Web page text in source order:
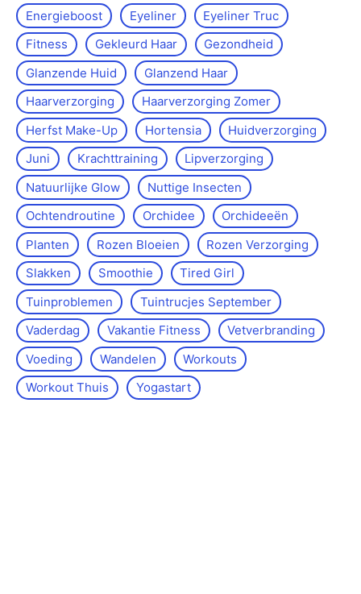
Energieboost
Eyeliner
Eyeliner Truc
Fitness
Gekleurd Haar
Gezondheid
Glanzende Huid
Glanzend Haar
Haarverzorging
Haarverzorging Zomer
Herfst Make-Up
Hortensia
Huidverzorging
Juni
Krachttraining
Lipverzorging
Natuurlijke Glow
Nuttige Insecten
Ochtendroutine
Orchidee
Orchideeën
Planten
Rozen Bloeien
Rozen Verzorging
Slakken
Smoothie
Tired Girl
Tuinproblemen
Tuintrucjes September
Vaderdag
Vakantie Fitness
Vetverbranding
Voeding
Wandelen
Workouts
Workout Thuis
Yoga­start